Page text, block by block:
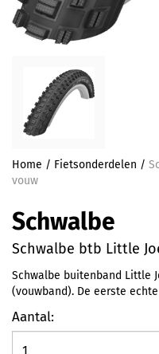
Home / Fietsonderdelen /
vouw
Schwalbe
Schwalbe btb Little
Schwalbe buitenband Little
(vouwband). De eerste
Aantal: